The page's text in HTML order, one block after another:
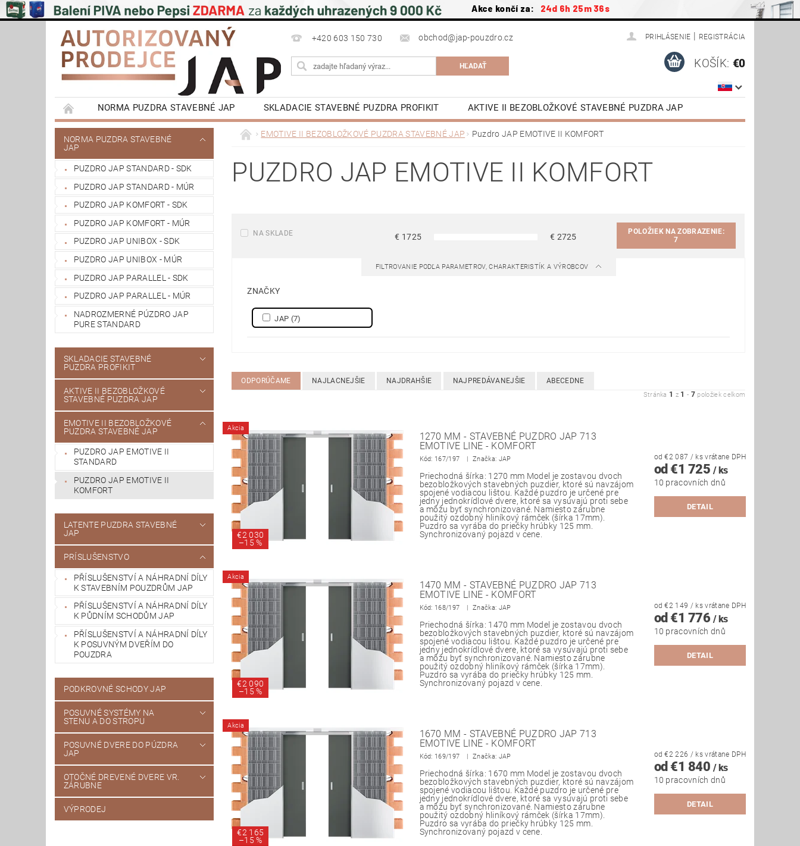
Akce končí za: 24d 6h 25m 36s
+420 603 150 730 obchod@jap-pouzdro.cz PRIHLÁSENIE REGISTRÁCIA
KOŠÍK: €0
NORMA PUZDRA STAVEBNÉ JAP SKLADACIE STAVEBNÉ PUZDRA PROFIKIT
AKTIVE II BEZOBLOŽKOVÉ STAVEBNÉ PUZDRA JAP
EMOTIVE II BEZOBLOŽKOVÉ PUZDRA STAVEBNÉ JAP
LATENTE PUZDRA STAVEBNÉ JAP PRÍSLUŠENSTVO
PODKROVNÉ SCHODY JAP
POSUVNÉ SYSTÉMY NA STENU A DO STROPU
VÝPRODEJ
OBCHODNÍ PODMÍNKY OCHRANA OSOBNÍCH ÚDAJŮ NAPÍŠTE NÁM NA STIAHNUTIE
VIDEONÁVODY
REFERENCIE ZÁKAZNÍKOV
NAŠE POBOČKY
NORMA PUZDRA STAVEBNÉ
JAP
PUZDRO JAP STANDARD - SDK
PUZDRO JAP STANDARD - MÚR
PUZDRO JAP KOMFORT - SDK
PUZDRO JAP KOMFORT - MÚR
PUZDRO JAP UNIBOX - SDK
PUZDRO JAP UNIBOX - MÚR
PUZDRO JAP PARALLEL - SDK
PUZDRO JAP PARALLEL - MÚR
NADROZMERNÉ PÚZDRO JAP
PURE STANDARD
SKLADACIE STAVEBNÉ
PUZDRA PROFIKIT
AKTIVE II BEZOBLOŽKOVÉ
STAVEBNÉ PUZDRA JAP
EMOTIVE II BEZOBLOŽKOVÉ
PUZDRA STAVEBNÉ JAP
PUZDRO JAP EMOTIVE II
STANDARD
PUZDRO JAP EMOTIVE II
KOMFORT
LATENTE PUZDRA STAVEBNÉ
JAP
PRÍSLUŠENSTVO
PŘÍSLUŠENSTVÍ A NÁHRADNÍ DÍLY
K STAVEBNÍM POUZDRŮM JAP
PŘÍSLUŠENSTVÍ A NÁHRADNÍ DÍLY
K PŮDNÍM SCHODŮM JAP
PŘÍSLUŠENSTVÍ A NÁHRADNÍ DÍLY
K POSUVNÝM DVEŘÍM DO
POUZDRA
PODKROVNÉ SCHODY JAP
POSUVNÉ SYSTÉMY NA
STENU A DO STROPU
POSUVNÉ DVERE DO PÚZDRA
JAP
OTOČNÉ DREVENÉ DVERE VR.
ZÁRUBNE
VÝPRODEJ
EMOTIVE II BEZOBLOŽKOVÉ PUZDRA STAVEBNÉ JAP Puzdro JAP EMOTIVE II KOMFORT
PUZDRO JAP EMOTIVE II KOMFORT
NA SKLADE € 1725 € 2725
POLOŽIEK NA ZOBRAZENIE:
7
FILTROVANIE PODĽA PARAMETROV, CHARAKTERISTÍK A VÝROBCOV
ZNAČKY
JAP (7)
ODPORÚČAME NAJLACNEJŠIE NAJDRAHŠIE NAJPREDÁVANEJŠIE ABECEDNE
Stránka 1 z 1 - 7 položiek celkom
Akcia
€2 030
–15 %
1270 MM - STAVEBNÉ PUZDRO JAP 713
EMOTIVE LINE - KOMFORT
Kód: 167/197 Značka: JAP
Priechodná šírka: 1270 mm Model je zostavou dvoch
bezobložkových stavebných puzdier, ktoré sú navzájom
spojené vodiacou lištou. Každé puzdro je určené pre
jedny jednokrídlové dvere, ktoré sa vysúvajú proti sebe
a môžu byť synchronizované. Namiesto zárubne
použitý ozdobný hliníkový rámček (šírka 17mm).
Puzdro sa vyrába do priečky hrúbky 125 mm.
Synchronizovaný pojazd v cene.
od €2 087 / ks vrátane DPH
od €1 725 / ks
10 pracovních dnů
DETAIL
Akcia
€2 090
–15 %
1470 MM - STAVEBNÉ PUZDRO JAP 713
EMOTIVE LINE - KOMFORT
Kód: 168/197 Značka: JAP
Priechodná šírka: 1470 mm Model je zostavou dvoch
bezobložkových stavebných puzdier, ktoré sú navzájom
spojené vodiacou lištou. Každé puzdro je určené pre
jedny jednokrídlové dvere, ktoré sa vysúvajú proti sebe
a môžu byť synchronizované. Namiesto zárubne
použitý ozdobný hliníkový rámček (šírka 17mm).
Puzdro sa vyrába do priečky hrúbky 125 mm.
Synchronizovaný pojazd v cene.
od €2 149 / ks vrátane DPH
od €1 776 / ks
10 pracovních dnů
DETAIL
Akcia
€2 165
–15 %
1670 MM - STAVEBNÉ PUZDRO JAP 713
EMOTIVE LINE - KOMFORT
Kód: 169/197 Značka: JAP
Priechodná šírka: 1670 mm Model je zostavou dvoch
bezobložkových stavebných puzdier, ktoré sú navzájom
spojené vodiacou lištou. Každé puzdro je určené pre
jedny jednokrídlové dvere, ktoré sa vysúvajú proti sebe
a môžu byť synchronizované. Namiesto zárubne
použitý ozdobný hliníkový rámček (šírka 17mm).
Puzdro sa vyrába do priečky hrúbky 125 mm.
Synchronizovaný pojazd v cene.
od €2 226 / ks vrátane DPH
od €1 840 / ks
10 pracovních dnů
DETAIL